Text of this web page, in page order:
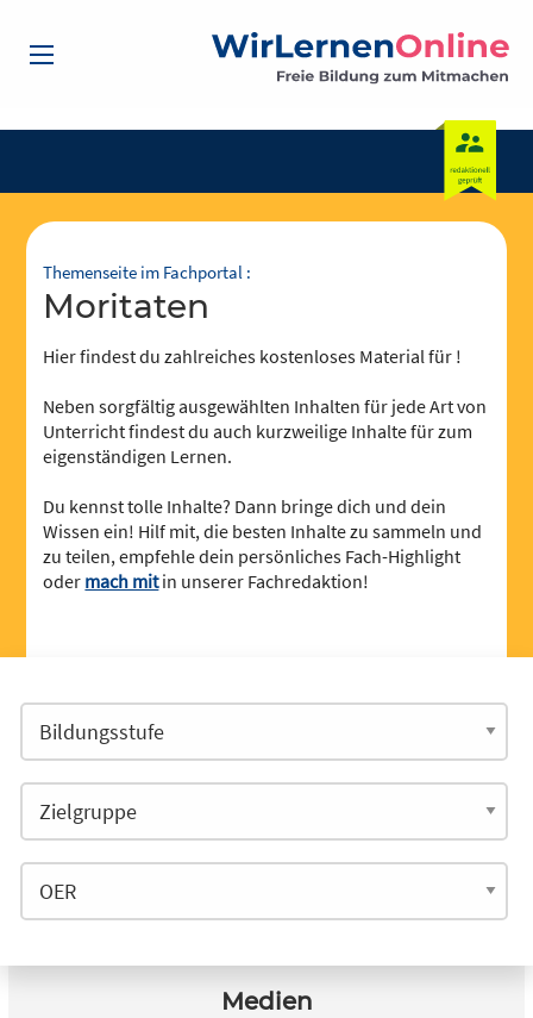
Themenseite im Fachportal :
Moritaten
Hier findest du zahlreiches kostenloses Material für !
Neben sorgfältig ausgewählten Inhalten für jede Art von
Unterricht findest du auch kurzweilige Inhalte für zum
eigenständigen Lernen.
Du kennst tolle Inhalte? Dann bringe dich und dein
Wissen ein! Hilf mit, die besten Inhalte zu sammeln und
zu teilen, empfehle dein persönliches Fach-Highlight
oder mach mitin unserer Fachredaktion!
Medien